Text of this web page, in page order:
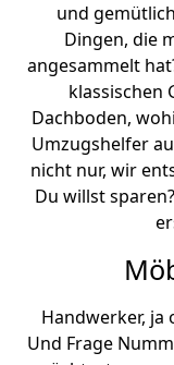
und
Dingen, die
angesammelt
klassischen
Dachboden,
Umzugshelfer
nicht nur, wir
Du willst
Handwerker, ja
Und Frage